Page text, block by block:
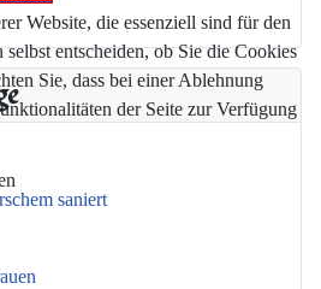
saniert
Website, die essenziell sind für den
entscheiden, ob Sie die Cookies
Sie, dass bei einer Ablehnung
der Seite zur Verfügung